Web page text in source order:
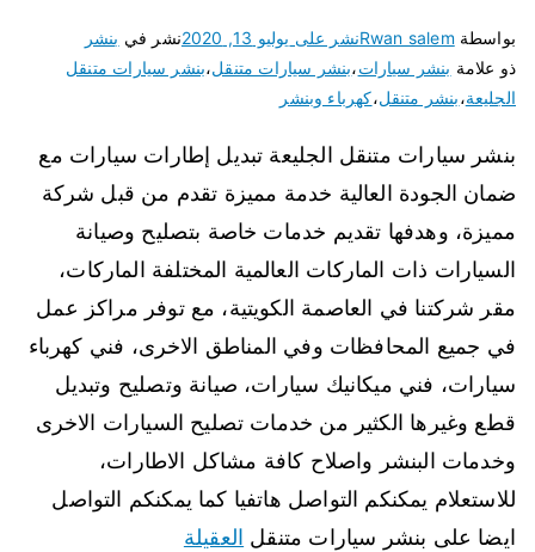
بواسطة Rwan salemنشر على يوليو 13, 2020 نشر في بنشر
ذو علامة بنشر سيارات،بنشر سيارات متنقل،بنشر سيارات متنقل
الجليعة،بنشر متنقل،كهرباء وبنشر
بنشر سيارات متنقل الجليعة تبديل إطارات سيارات مع
ضمان الجودة العالية خدمة مميزة تقدم من قبل شركة
مميزة، وهدفها تقديم خدمات خاصة بتصليح وصيانة
السيارات ذات الماركات العالمية المختلفة الماركات،
مقر شركتنا في العاصمة الكويتية، مع توفر مراكز عمل
في جميع المحافظات وفي المناطق الاخرى، فني كهرباء
سيارات، فني ميكانيك سيارات، صيانة وتصليح وتبديل
قطع وغيرها الكثير من خدمات تصليح السيارات الاخرى
وخدمات البنشر واصلاح كافة مشاكل الاطارات،
للاستعلام يمكنكم التواصل هاتفيا كما يمكنكم التواصل
ايضا على بنشر سيارات متنقل العقيلة